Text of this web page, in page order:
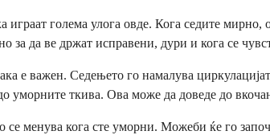
играат голема улога овде. Кога седите
за да ве држат исправени, дури и кога се
е важен. Седењето го намалува
уморните ткива. Ова може да доведе до
менува кога сте уморни. Можеби ќе го